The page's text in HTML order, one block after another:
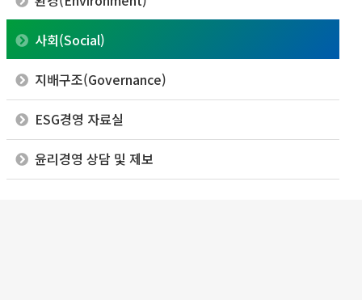
사회(Social)
지배구조(Governance)
ESG경영 자료실
윤리경영 상담 및 제보